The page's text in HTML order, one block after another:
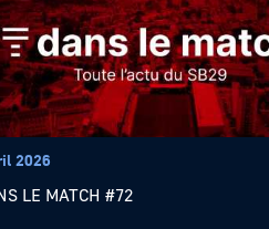
2026
LE MATCH #72